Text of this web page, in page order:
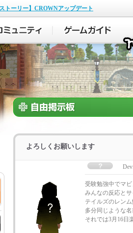
トーリー】CROWNアップデート
よろしくお願いします
受験勉強中でマ
みんなの反応と
テイルズのレン
多分同じような
それでは3月16日